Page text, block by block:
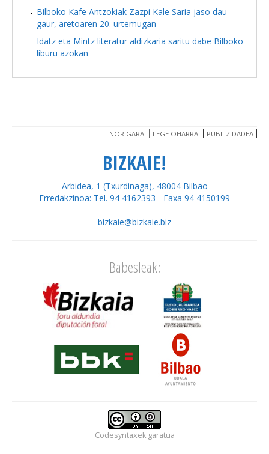
Bilboko Kafe Antzokiak Zazpi Kale Saria jaso dau
gaur, aretoaren 20. urtemugan
Idatz eta Mintz literatur aldizkaria saritu dabe Bilboko
liburu azokan
NOR GARA LEGE OHARRA PUBLIZIDADEA
BIZKAIE!
Arbidea, 1 (Txurdinaga), 48004 Bilbao
Erredakzinoa: Tel. 94 4162393 - Faxa 94 4150199
bizkaie@bizkaie.biz
Babesleak:
Codesyntaxekgaratua